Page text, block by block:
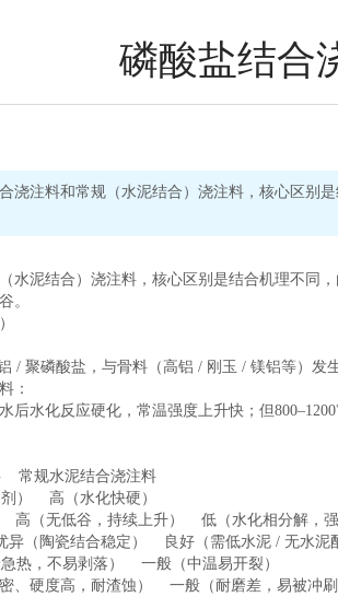
磷酸盐结合
浇注料和常规（水泥结合）浇注料，核心区别
水泥结合）浇注料，核心区别是结合机理不同
。
/ 聚磷酸盐，与骨料（高铝 / 刚玉 / 镁铝等）发
：
后水化反应硬化，常温强度上升快；但
常规水泥结合浇注料
） 高（水化快硬）
高（无低谷，持续上升） 低（水化相分解，强
（陶瓷结合稳定） 良好（需低水泥 / 无水泥
热，不易剥落） 一般（中温易开裂）
、硬度高，耐渣蚀） 一般（耐磨差，易被冲刷